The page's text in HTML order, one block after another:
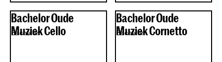
Bachelor Oude
Muziek Cello
Bachelor
Bachelor Oude
Muziek Cornetto
Bachelor